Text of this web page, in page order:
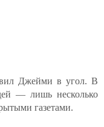
Джейми в угол. В
— лишь несколько
газетами.